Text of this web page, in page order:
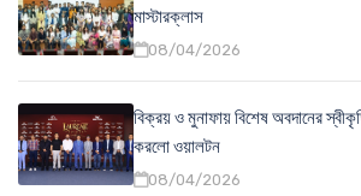
মাস্টারক্লাস
08/04/2026
বিক্রয় ও মুনাফায় বিশেষ অবদানের
করলো ওয়ালটন
08/04/2026